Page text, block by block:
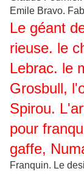
Emile Bravo.
Le géant
rieuse. le
Lebrac. le
Grosbull,
Spirou.
pour
gaffe,
Franquin. Le